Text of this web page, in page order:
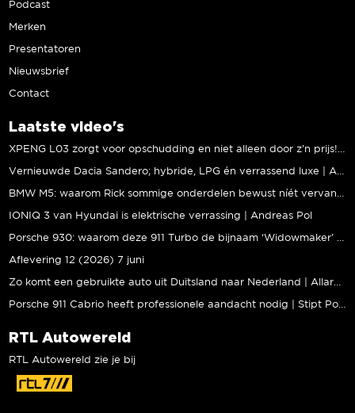
Podcast
Merken
Presentatoren
Nieuwsbrief
Contact
Laatste video's
XPENG L03 zorgt voor opschudding en niet alleen door z’n prijs! | Jeroen Mul
Vernieuwde Dacia Sandero; hybride, LPG én verrassend luxe | Andreas Pol
BMW M5: waarom Rick sommige onderdelen bewust níét vervangt | Stipt Polish Point
IONIQ 3 van Hyundai is elektrische verrassing | Andreas Pol
Porsche 930: waarom deze 911 Turbo de bijnaam ‘Widowmaker’ kreeg | Gallery Aaldering
Aflevering 12 (2026) 7 juni
Zo komt een gebruikte auto uit Duitsland naar Nederland | Allard Kalff
Porsche 911 Cabrio heeft professionele aandacht nodig | Stipt Polish Point
RTL Autowereld
RTL Autowereld zie je bij